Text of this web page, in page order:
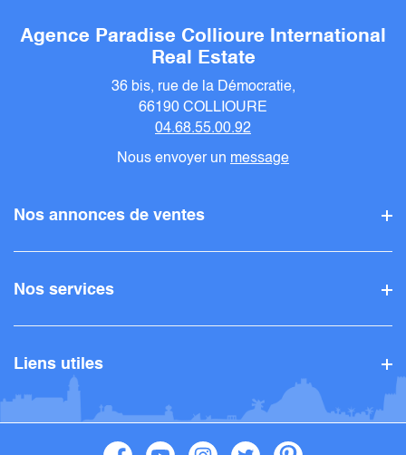
Agence Paradise Collioure International
Real Estate
36 bis, rue de la Démocratie,
66190 COLLIOURE
04.68.55.00.92
Nous envoyer unmessage
Nos annonces de ventes
Nos services
Liens utiles